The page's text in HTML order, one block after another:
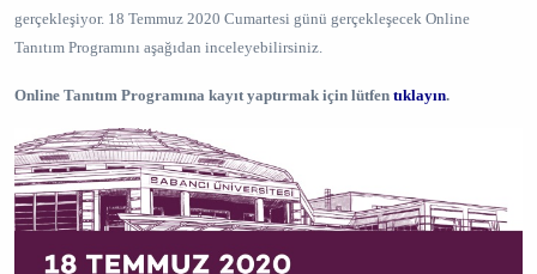
gerçekleşiyor. 18 Temmuz 2020 Cumartesi günü gerçekleşecek Online
Tanıtım Programını aşağıdan inceleyebilirsiniz.
Online Tanıtım Programına kayıt yaptırmak için lütfen tıklayın.